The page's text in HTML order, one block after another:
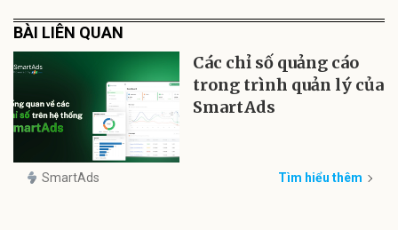
BÀI LIÊN QUAN
Các chỉ số quảng cáo
trong trình quản lý của
SmartAds
SmartAds Tìm hiểu thêm